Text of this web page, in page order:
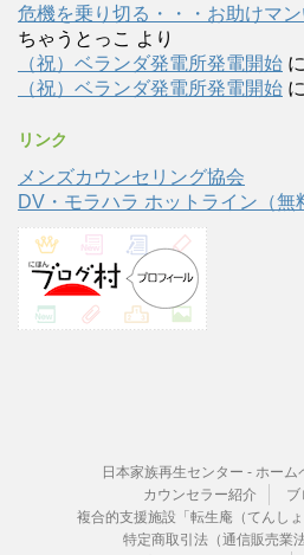
危機を乗り切る・・・お助けマ
ちゃうとっこ より
（祝）ベランダ発電所発電開始 に
（祝）ベランダ発電所発電開始 に
リンク
メンズカウンセリング協会
DV・モラハラ ホットライン（無
日本家族再生センター - ホーム
カウンセラー紹介
ブ
複合的支援施設「転生庵（てんしょ
特定商取引法（通信販売業